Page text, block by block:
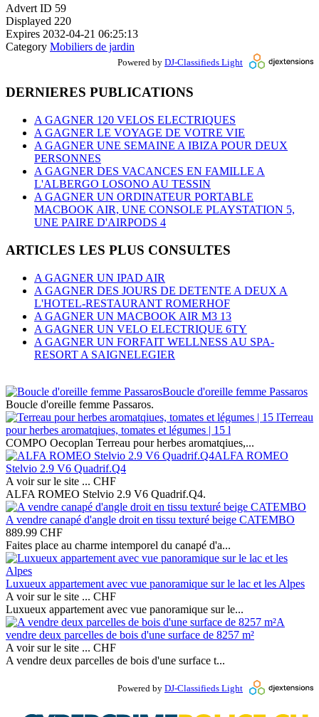
Advert ID 59
Displayed 220
Expires 2032-04-21 06:25:13
Category Mobiliers de jardin
Powered by DJ-Classifieds Light
DERNIERES PUBLICATIONS
A GAGNER 120 VELOS ELECTRIQUES
A GAGNER LE VOYAGE DE VOTRE VIE
A GAGNER UNE SEMAINE A IBIZA POUR DEUX
PERSONNES
A GAGNER DES VACANCES EN FAMILLE A
L'ALBERGO LOSONO AU TESSIN
A GAGNER UN ORDINATEUR PORTABLE
MACBOOK AIR, UNE CONSOLE PLAYSTATION 5,
UNE PAIRE D'AIRPODS 4
ARTICLES LES PLUS CONSULTES
A GAGNER UN IPAD AIR
A GAGNER DES JOURS DE DETENTE A DEUX A
L'HOTEL-RESTAURANT ROMERHOF
A GAGNER UN MACBOOK AIR M3 13
A GAGNER UN VELO ELECTRIQUE 6TY
A GAGNER UN FORFAIT WELLNESS AU SPA-
RESORT A SAIGNELEGIER
Boucle d'oreille femme Passaros
Boucle d'oreille femme Passaros.
Terreau
pour herbes aromatqiues, tomates et légumes | 15 l
COMPO Oecoplan Terreau pour herbes aromatqiues,...
ALFA ROMEO
Stelvio 2.9 V6 Quadrif.Q4
A voir sur le site ... CHF
ALFA ROMEO Stelvio 2.9 V6 Quadrif.Q4.
A vendre canapé d'angle droit en tissu texturé beige CATEMBO
889.99 CHF
Faites place au charme intemporel du canapé d'a...
Luxueux appartement avec vue panoramique sur le lac et les Alpes
A voir sur le site ... CHF
Luxueux appartement avec vue panoramique sur le...
A
vendre deux parcelles de bois d'une surface de 8257 m²
A voir sur le site ... CHF
A vendre deux parcelles de bois d'une surface t...
Powered by DJ-Classifieds Light